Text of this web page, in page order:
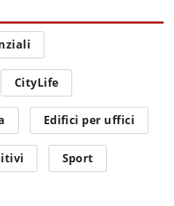
CityLife
Edifici per uffici
Sport